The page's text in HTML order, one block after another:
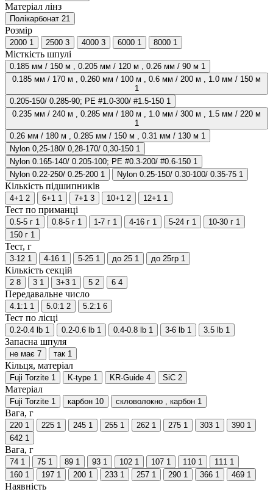
Матеріал лінз
Полікарбонат 21
Розмір
2000 1 2500 3 4000 3 6000 1 8000 1
Місткість шпулі
0.185 мм / 150 м , 0.205 мм / 120 м , 0.26 мм / 90 м 1
0.185 мм / 170 м , 0.260 мм / 100 м , 0.6 мм / 200 м , 1.0 мм / 150 м
1
0.205-150/ 0.285-90; PE #1.0-300/ #1.5-150 1
0.235 мм / 240 м , 0.285 мм / 180 м , 1.0 мм / 300 м , 1.5 мм / 220 м
1
0.26 мм / 180 м , 0.285 мм / 150 м , 0.31 мм / 130 м 1
Nylon 0,25-180/ 0,28-170/ 0,30-150 1
Nylon 0.165-140/ 0.205-100; PE #0.3-200/ #0.6-150 1
Nylon 0.22-250/ 0.25-200 1 Nylon 0.25-150/ 0.30-100/ 0.35-75 1
Кількість підшипників
4+1 2 6+1 1 7+1 3 10+1 2 12+1 1
Тест по приманці
0.5-5 г 1 0.8-5 г 1 1-7 г 1 4-16 г 1 5-24 г 1 10-30 г 1
150 г 1
Тест, г
3-12 1 4-16 1 5-25 1 до 25 1 до 25гр 1
Кількість секцій
2 8 3 1 3+3 1 5 2 6 4
Передавальне число
4.1:1 1 5.0:1 2 5.2:1 6
Тест по лісці
0.2-0.4 lb 1 0.2-0.6 lb 1 0.4-0.8 lb 1 3-6 lb 1 3.5 lb 1
Запасна шпуля
не має 7 так 1
Кільця, матеріал
Fuji Torzite 1 K-type 1 KR-Guide 4 SiC 2
Матеріал
Fuji Torzite 1 карбон 10 скловолокно , карбон 1
Вага, г
220 1 225 1 245 1 255 1 262 1 275 1 303 1 390 1
642 1
Вага, г
74 1 75 1 89 1 93 1 102 1 107 1 110 1 111 1
160 1 197 1 200 1 233 1 257 1 290 1 366 1 469 1
Наявність